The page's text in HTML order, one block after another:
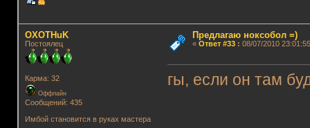
OXOTHuK
Постоялец
Карма: 32
Оффлайн
Сообщений: 435
Имбой становится в руках мастера
Предлагаю ноксобол =)
« Ответ #33: 08/07/2010
гы, если он там